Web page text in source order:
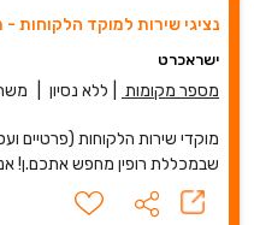
נציגי שירות למוקד הלקוחות -
ישראכרט
מספר מקומות ללא נסיון
שבמכללת רופין מחפש אתכם.ן!